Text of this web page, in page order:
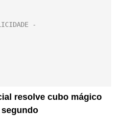
resolve cubo mágico